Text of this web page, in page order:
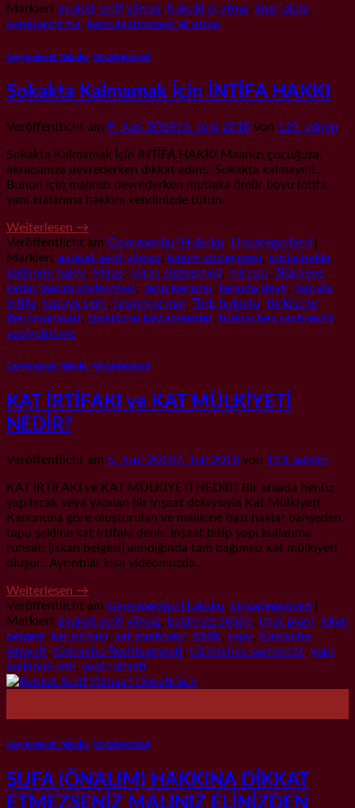
Markiert avukat serif yilmaz, hukuki el atma, imar plani,
kamulastirma, kamulastirmasiz el atma
Gayrımenkul Hukuku Uncategorized
Sokakta Kalmamak İçin İNTİFA HAKKI
Veröffentlicht am 9. Juni 201816. Juni 2018 von 123_admin
Sokakta Kalmamak İçin İNTİFA HAKKI Malınızı çocuğuza,
akrabanıza devrederken dikkat edin!.. Sokakta kalmayın!..
Bunun için malınızı devrederken mutlaka ömür boyu intifa
yani kullanma hakkını kendinizde tutun.
Weiterlesen →
Veröffentlicht am Gayrımenkul Hukuku, Uncategorized
Markiert avukat serif yilmaz, bakım sözleşmesi, intifa hakkı,
kullanım hakkı, Miras, miras sözleşmesi, mirasçı, ölünceye
kadar bakım sözleşmesi, Tapu kanunu, tapuda devir, tapuda
intifa, tapuya şerh, taşınmaz mal , Türk hukuku, türkische
Rechtsanwalt, türkische tastamenten, türkisches sachrecht,
vasiyetname
Gayrımenkul Hukuku, Uncategorized
KAT İRTİFAKI ve KAT MÜLKİYETİ
NEDİR?
Veröffentlicht am 5. Juni 20187. Juli 2018 von 123_admin
KAT İRTİFAKI ve KAT MÜLKİYETİ NEDİR? Bir arsada henüz
yapılacak veya yapılan bir inşaat dolaysıyla Kat Mülkiyeti
Kanununa göre oluşturulan ve malikine bazı haklar bahşeden
tapu şekline kat irtifakı denir. İnşaat bitip yapı kullanma
ruhsatı (iskan belgesi) alındığında tam bağımsız kat mülkiyeti
oluşur.. Ayrıntılar kısa videomuzda..
Weiterlesen →
Veröffentlicht am Gayrımenkul Hukuku, Uncategorized
Markiert avukat serif yilmaz, bagimsiz bölüm, imar plani, iskan
belgesi, kat irtifaki, kat mülkiyeti, KMK, tapu, türkische
Anwalt, türkische Rechtsanwalt, türkisches sachrecht, yapi
kullanım izni, yapi ruhsati
Gayrımenkul Hukuku Uncategorized
ŞUFA (ÖNALIM) HAKKINA DİKKAT
ETMEZSENİZ MALINIZ ELİNİZDEN